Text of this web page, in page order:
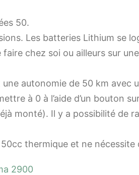
50.
Les batteries Lithium se
chez soi ou ailleurs sur
autonomie de 50 km avec
à 0 à l’aide d’un bouton
monté). Il y a possibilité de
thermique et ne
2900